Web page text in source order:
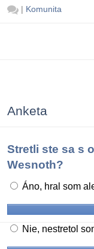
| Komunita
Anketa
Stretli ste sa s
Wesnoth?
Áno, hral som
Nie, nestretol